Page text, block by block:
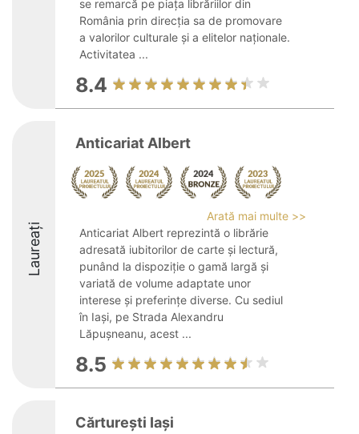
se remarcă pe piața librăriilor din
România prin direcția sa de promovare
a valorilor culturale și a elitelor naționale.
Activitatea ...
8.4
Laureați
Anticariat Albert
Arată mai multe >>
Anticariat Albert reprezintă o librărie
adresată iubitorilor de carte și lectură,
punând la dispoziție o gamă largă și
variată de volume adaptate unor
interese și preferințe diverse. Cu sediul
în Iași, pe Strada Alexandru
Lăpușneanu, acest ...
8.5
Cărturești Iași